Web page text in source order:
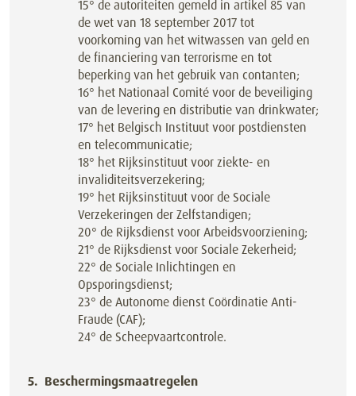
15° de autoriteiten gemeld in artikel 85 van
de wet van 18 september 2017 tot
voorkoming van het witwassen van geld en
de financiering van terrorisme en tot
beperking van het gebruik van contanten;
16° het Nationaal Comité voor de beveiliging
van de levering en distributie van drinkwater;
17° het Belgisch Instituut voor postdiensten
en telecommunicatie;
18° het Rijksinstituut voor ziekte- en
invaliditeitsverzekering;
19° het Rijksinstituut voor de Sociale
Verzekeringen der Zelfstandigen;
20° de Rijksdienst voor Arbeidsvoorziening;
21° de Rijksdienst voor Sociale Zekerheid;
22° de Sociale Inlichtingen en
Opsporingsdienst;
23° de Autonome dienst Coördinatie Anti-
Fraude (CAF);
24° de Scheepvaartcontrole.
Beschermingsmaatregelen